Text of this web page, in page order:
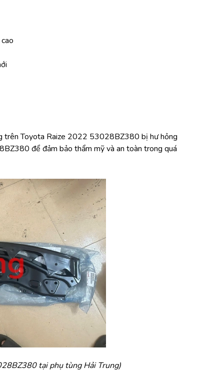
trên Toyota Raize 2022 53028BZ380 bị hư hỏng
để đảm bảo thẩm mỹ và an toàn trong quá
tại phụ tùng Hải Trung)